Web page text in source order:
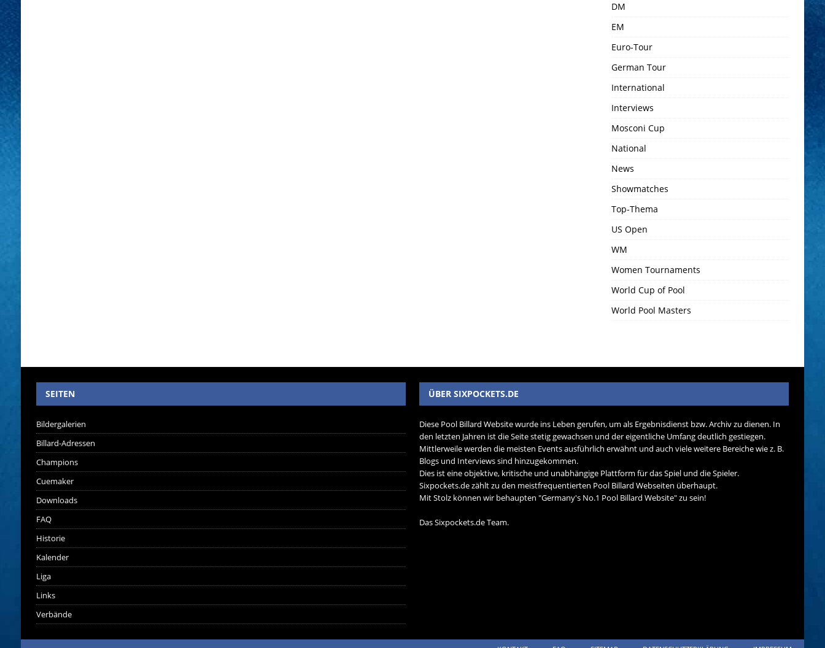
DM
EM
Euro-Tour
German Tour
International
Interviews
Mosconi Cup
National
News
Showmatches
Top-Thema
US Open
WM
Women Tournaments
World Cup of Pool
World Pool Masters
SEITEN
Bildergalerien
Billard-Adressen
Champions
Cuemaker
Downloads
FAQ
Historie
Kalender
Liga
Links
Verbände
ÜBER SIXPOCKETS.DE
Diese Pool Billard Website wurde ins Leben gerufen, um als Ergebnisdienst bzw. Archiv zu dienen. In
den letzten Jahren ist die Seite stetig gewachsen und der eigentliche Umfang deutlich gestiegen.
Mittlerweile werden die meisten Events ausführlich erwähnt und auch viele weitere Bereiche wie z. B.
Blogs und Interviews sind hinzugekommen.
Dies ist eine objektive, kritische und unabhängige Plattform für das Spiel und die Spieler.
Sixpockets.de zählt zu den meistfrequentierten Pool Billard Webseiten überhaupt.
Mit Stolz können wir behaupten "Germany's No.1 Pool Billard Website" zu sein!
Das Sixpockets.de Team.